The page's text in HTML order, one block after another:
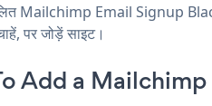
Mailchimp Email Signup
पर जोड़ें साइट।
Add a